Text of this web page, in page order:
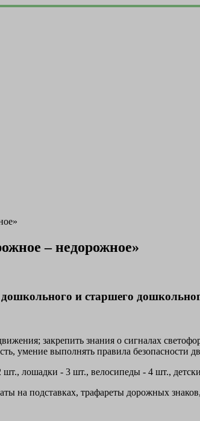
– недорожное»
и старшего
закрепить знания о сигналах
умение выполнять правила
лошадки - 3 шт., велосипеды - 4 шт.,
на подставках, трафареты дорожных